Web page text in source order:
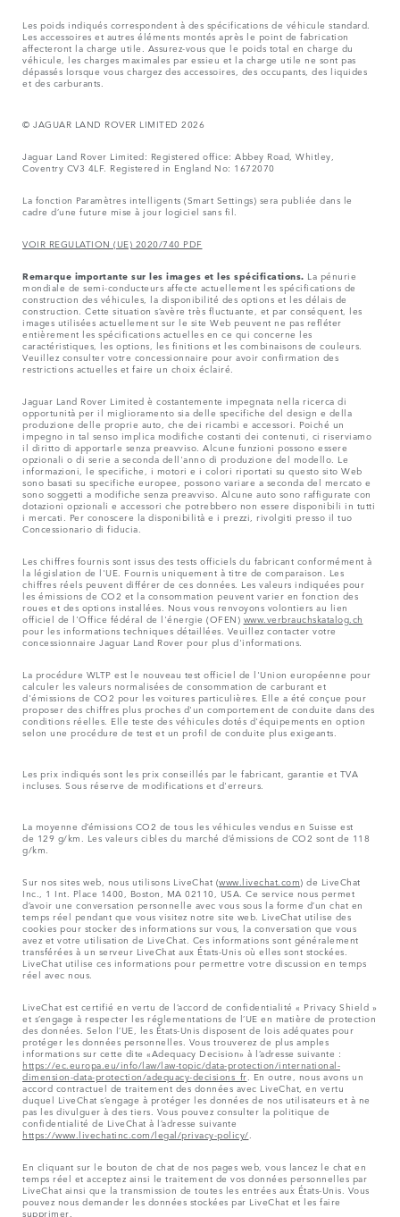
Les poids indiqués correspondent à des spécifications de véhicule standard.
Les accessoires et autres éléments montés après le point de fabrication
affecteront la charge utile. Assurez-vous que le poids total en charge du
véhicule, les charges maximales par essieu et la charge utile ne sont pas
dépassés lorsque vous chargez des accessoires, des occupants, des liquides
et des carburants.
© JAGUAR LAND ROVER LIMITED 2026
Jaguar Land Rover Limited: Registered office: Abbey Road, Whitley,
Coventry CV3 4LF. Registered in England No: 1672070
La fonction Paramètres intelligents (Smart Settings) sera publiée dans le
cadre d’une future mise à jour logiciel sans fil.
VOIR REGULATION (UE) 2020/740 PDF
Remarque importante sur les images et les spécifications. La pénurie
mondiale de semi-conducteurs affecte actuellement les spécifications de
construction des véhicules, la disponibilité des options et les délais de
construction. Cette situation s’avère très fluctuante, et par conséquent, les
images utilisées actuellement sur le site Web peuvent ne pas refléter
entièrement les spécifications actuelles en ce qui concerne les
caractéristiques, les options, les finitions et les combinaisons de couleurs.
Veuillez consulter votre concessionnaire pour avoir confirmation des
restrictions actuelles et faire un choix éclairé.
Jaguar Land Rover Limited è costantemente impegnata nella ricerca di
opportunità per il miglioramento sia delle specifiche del design e della
produzione delle proprie auto, che dei ricambi e accessori. Poiché un
impegno in tal senso implica modifiche costanti dei contenuti, ci riserviamo
il diritto di apportarle senza preavviso. Alcune funzioni possono essere
opzionali o di serie a seconda dell'anno di produzione del modello. Le
informazioni, le specifiche, i motori e i colori riportati su questo sito Web
sono basati su specifiche europee, possono variare a seconda del mercato e
sono soggetti a modifiche senza preavviso. Alcune auto sono raffigurate con
dotazioni opzionali e accessori che potrebbero non essere disponibili in tutti
i mercati. Per conoscere la disponibilità e i prezzi, rivolgiti presso il tuo
Concessionario di fiducia.
Les chiffres fournis sont issus des tests officiels du fabricant conformément à
la législation de l'UE. Fournis uniquement à titre de comparaison. Les
chiffres réels peuvent différer de ces données. Les valeurs indiquées pour
les émissions de CO2 et la consommation peuvent varier en fonction des
roues et des options installées. Nous vous renvoyons volontiers au lien
officiel de l'Office fédéral de l'énergie (OFEN) www.verbrauchskatalog.ch
pour les informations techniques détaillées. Veuillez contacter votre
concessionnaire Jaguar Land Rover pour plus d'informations.
La procédure WLTP est le nouveau test officiel de l'Union européenne pour
calculer les valeurs normalisées de consommation de carburant et
d'émissions de CO2 pour les voitures particulières. Elle a été conçue pour
proposer des chiffres plus proches d'un comportement de conduite dans des
conditions réelles. Elle teste des véhicules dotés d'équipements en option
selon une procédure de test et un profil de conduite plus exigeants.
Les prix indiqués sont les prix conseillés par le fabricant, garantie et TVA
incluses. Sous réserve de modifications et d'erreurs.
La moyenne d’émissions CO2 de tous les véhicules vendus en Suisse est
de 129 g/km. Les valeurs cibles du marché d’émissions de CO2 sont de 118
g/km.
Sur nos sites web, nous utilisons LiveChat (www.livechat.com) de LiveChat
Inc., 1 Int. Place 1400, Boston, MA 02110, USA. Ce service nous permet
d’avoir une conversation personnelle avec vous sous la forme d’un chat en
temps réel pendant que vous visitez notre site web. LiveChat utilise des
cookies pour stocker des informations sur vous, la conversation que vous
avez et votre utilisation de LiveChat. Ces informations sont généralement
transférées à un serveur LiveChat aux États-Unis où elles sont stockées.
LiveChat utilise ces informations pour permettre votre discussion en temps
réel avec nous.
LiveChat est certifié en vertu de l’accord de confidentialité « Privacy Shield »
et s’engage à respecter les réglementations de l’UE en matière de protection
des données. Selon l’UE, les États-Unis disposent de lois adéquates pour
protéger les données personnelles. Vous trouverez de plus amples
informations sur cette dite «Adequacy Decision» à l’adresse suivante :
https://ec.europa.eu/info/law/law-topic/data-protection/international-
dimension-data-protection/adequacy-decisions_fr . En outre, nous avons un
accord contractuel de traitement des données avec LiveChat, en vertu
duquel LiveChat s’engage à protéger les données de nos utilisateurs et à ne
pas les divulguer à des tiers. Vous pouvez consulter la politique de
confidentialité de LiveChat à l’adresse suivante
https://www.livechatinc.com/legal/privacy-policy/
En cliquant sur le bouton de chat de nos pages web, vous lancez le chat en
temps réel et acceptez ainsi le traitement de vos données personnelles par
LiveChat ainsi que la transmission de toutes les entrées aux États-Unis. Vous
pouvez nous demander les données stockées par LiveChat et les faire
supprimer.